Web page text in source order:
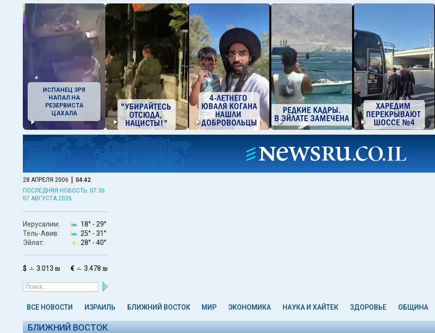
ИСПАНЕЦ ЗРЯ
НАПАЛ НА
РЕЗЕРВИСТА
ЦАХАЛА
28 АПРЕЛЯ 2006 | 04:42
ПОСЛЕДНЯЯ НОВОСТЬ: 07:36
07 АВГУСТА 2026
Иерусалим: 18° - 29°
Тель-Авив:
25° - 31°
Эйлат:
28° - 40°
$ 3.013 ₪ € 3.478 ₪
ВСЕ НОВОСТИ ИЗРАИЛЬ БЛИЖНИЙ ВОСТОК МИР ЭКОНОМИКА НАУКА И ХАЙТЕК ЗДОРОВЬЕ ОБЩИНА
БЛИЖНИЙ ВОСТОК